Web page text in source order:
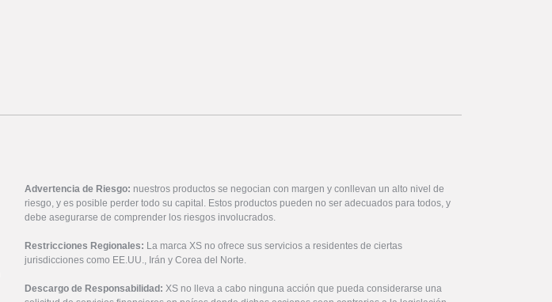
Advertencia de Riesgo: nuestros productos se negocian con margen y conllevan un alto nivel de
riesgo, y es posible perder todo su capital. Estos productos pueden no ser adecuados para todos, y
debe asegurarse de comprender los riesgos involucrados.
Restricciones Regionales: La marca XS no ofrece sus servicios a residentes de ciertas
jurisdicciones como EE.UU., Irán y Corea del Norte.
Descargo de Responsabilidad: XS no lleva a cabo ninguna acción que pueda considerarse una